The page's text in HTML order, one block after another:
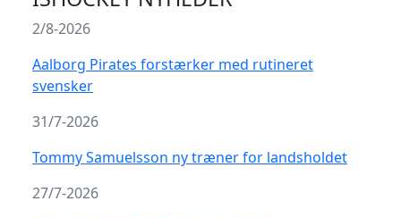
2/8-2026
Aalborg Pirates forstærker med rutineret
svensker
31/7-2026
Tommy Samuelsson ny træner for landsholdet
27/7-2026